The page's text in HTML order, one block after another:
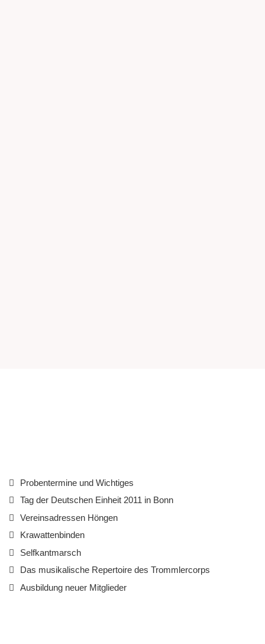
Probentermine und Wichtiges
Tag der Deutschen Einheit 2011 in Bonn
Vereinsadressen Höngen
Krawattenbinden
Selfkantmarsch
Das musikalische Repertoire des Trommlercorps
Ausbildung neuer Mitglieder